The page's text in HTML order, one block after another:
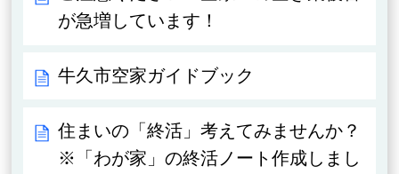
が急増しています！
牛久市空家ガイドブック
住まいの「終活」考えてみませんか？
※「わが家」の終活ノート作成しまし